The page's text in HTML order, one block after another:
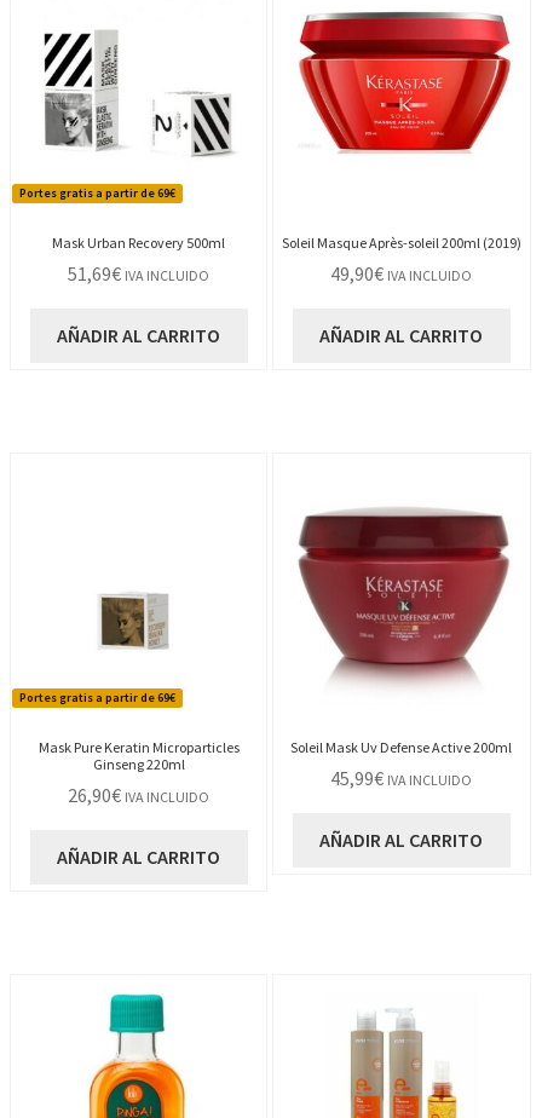
Portes gratis a partir de 69€
Mask Urban Recovery 500ml
51,69€ IVA INCLUIDO
AÑADIR AL CARRITO
Soleil Masque Après-soleil 200ml (2019)
49,90€ IVA INCLUIDO
AÑADIR AL CARRITO
Portes gratis a partir de 69€
Mask Pure Keratin Microparticles
Ginseng 220ml
26,90€ IVA INCLUIDO
AÑADIR AL CARRITO
Soleil Mask Uv Defense Active 200ml
45,99€ IVA INCLUIDO
AÑADIR AL CARRITO